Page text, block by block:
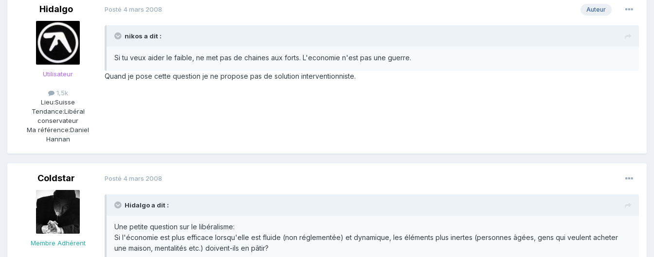
Hidalgo
Utilisateur
1,5k
Lieu:Suisse
Tendance:Libéral
conservateur
Ma référence:Daniel
Hannan
Auteur
Posté 4 mars 2008
nikos a dit :
Si tu veux aider le faible, ne met pas de chaines aux forts. L'economie n'est pas une guerre.
Quand je pose cette question je ne propose pas de solution interventionniste.
Coldstar
Membre Adhérent
Posté 4 mars 2008
Hidalgo a dit :
Une petite question sur le libéralisme:
Si l'économie est plus efficace lorsqu'elle est fluide (non réglementée) et dynamique, les éléments plus inertes (personnes âgées, gens qui veulent acheter
une maison, mentalités etc.) doivent-ils en pâtir?